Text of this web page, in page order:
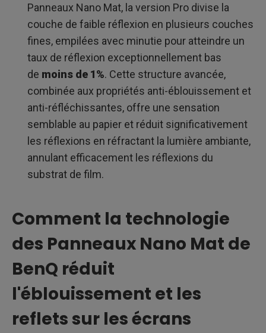
Panneaux Nano Mat, la version Pro divise la
couche de faible réflexion en plusieurs couches
fines, empilées avec minutie pour atteindre un
taux de réflexion exceptionnellement bas
de moins de 1%. Cette structure avancée,
combinée aux propriétés anti-éblouissement et
anti-réfléchissantes, offre une sensation
semblable au papier et réduit significativement
les réflexions en réfractant la lumière ambiante,
annulant efficacement les réflexions du
substrat de film.
Comment la technologie
des Panneaux Nano Mat de
BenQ réduit
l'éblouissement et les
reflets sur les écrans